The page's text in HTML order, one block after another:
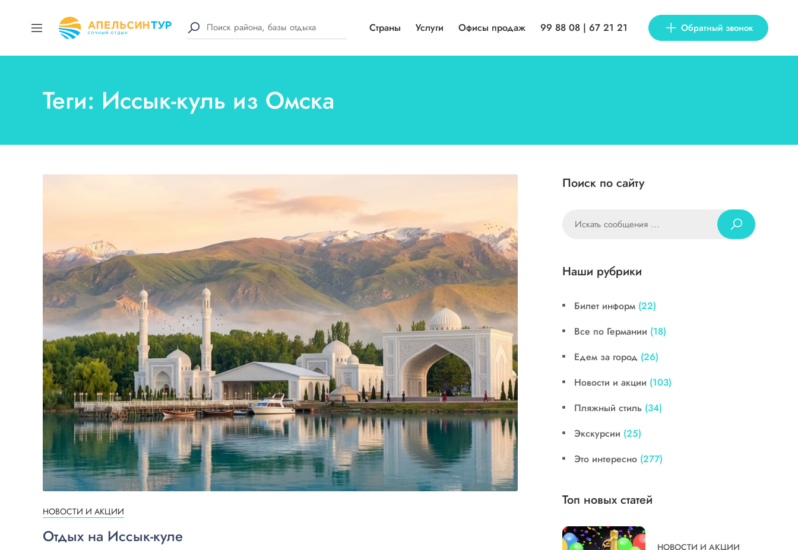
Страны Услуги Офисы продаж 99 88 08 | 67 21 21 Обратный звонок
Теги: Иссык-куль из Омска
НОВОСТИ И АКЦИИ
Отдых на Иссык-куле
Поиск по сайту
Наши рубрики
Билет информ (22)
Все по Германии (18)
Едем за город (26)
Новости и акции (103)
Пляжный стиль (34)
Экскурсии (25)
Это интересно (277)
Топ новых статей
НОВОСТИ И АКЦИИ